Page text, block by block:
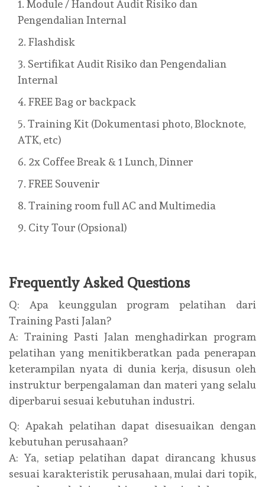
Module / Handout Audit Risiko dan
Pengendalian Internal
Flashdisk
Sertifikat Audit Risiko dan Pengendalian
Internal
FREE Bag or backpack
Training Kit (Dokumentasi photo, Blocknote,
ATK, etc)
2x Coffee Break & 1 Lunch, Dinner
FREE Souvenir
Training room full AC and Multimedia
City Tour (Opsional)
Frequently Asked Questions
Q: Apa keunggulan program pelatihan dari
Training Pasti Jalan?
A: Training Pasti Jalan menghadirkan program
pelatihan yang menitikberatkan pada penerapan
keterampilan nyata di dunia kerja, disusun oleh
instruktur berpengalaman dan materi yang selalu
diperbarui sesuai kebutuhan industri.
Q: Apakah pelatihan dapat disesuaikan dengan
kebutuhan perusahaan?
A: Ya, setiap pelatihan dapat dirancang khusus
sesuai karakteristik perusahaan, mulai dari topik,